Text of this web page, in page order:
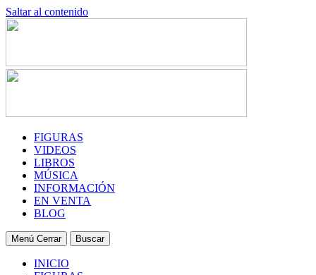
Saltar al contenido
FIGURAS
VIDEOS
LIBROS
MÚSICA
INFORMACIÓN
EN VENTA
BLOG
Menú Cerrar Buscar
INICIO